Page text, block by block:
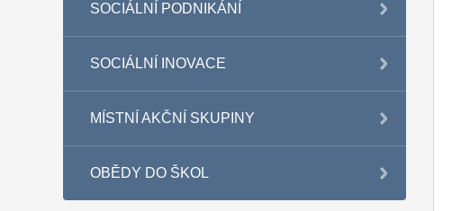
SOCIÁLNÍ PODNIKÁNÍ
SOCIÁLNÍ INOVACE
MÍSTNÍ AKČNÍ SKUPINY
OBĚDY DO ŠKOL